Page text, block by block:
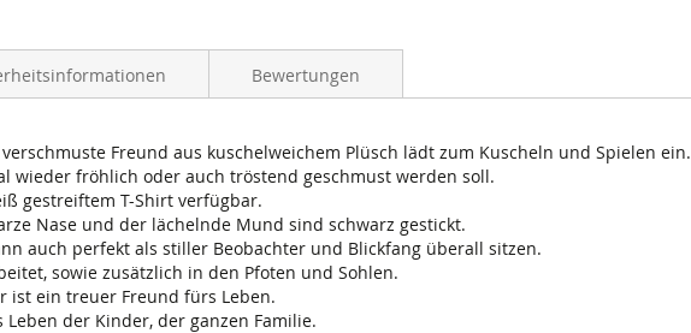
Freund aus kuschelweichem Plüsch lädt zum Kuscheln und Spielen ein.
wieder fröhlich oder auch tröstend geschmust werden soll.
gestreiftem T-Shirt verfügbar.
Nase und der lächelnde Mund sind schwarz gestickt.
auch perfekt als stiller Beobachter und Blickfang überall sitzen.
sowie zusätzlich in den Pfoten und Sohlen.
ist ein treuer Freund fürs Leben.
der Kinder, der ganzen Familie.
Bewertungen